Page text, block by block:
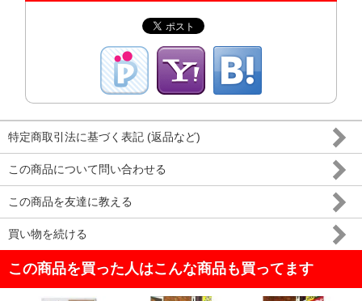
特定商取引法に基づく表記 (返品など)
この商品について問い合わせる
この商品を友達に教える
買い物を続ける
この商品を買った人はこんな商品も買ってます